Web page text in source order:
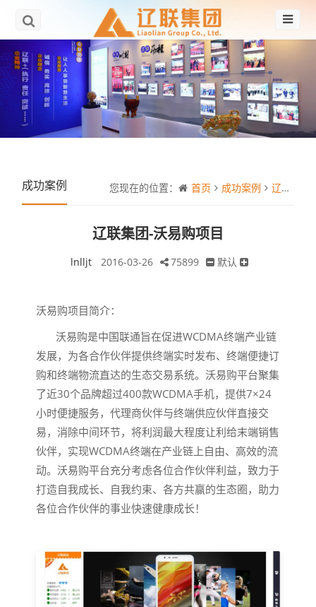
您现在的位置： 首页 成功案例 辽联集团-沃易购项目
成功案例
辽联集团-沃易购项目
lnlljt 2016-03-26 75899 默认
沃易购项目简介：
沃易购是中国联通旨在促进WCDMA终端产业链
发展，为各合作伙伴提供终端实时发布、终端便捷订
购和终端物流直达的生态交易系统。沃易购平台聚集
了近30个品牌超过400款WCDMA手机，提供7×24
小时便捷服务，代理商伙伴与终端供应伙伴直接交
易，消除中间环节，将利润最大程度让利给末端销售
伙伴，实现WCDMA终端在产业链上自由、高效的流
动。沃易购平台充分考虑各位合作伙伴利益，致力于
打造自我成长、自我约束、各方共赢的生态圈，助力
各位合作伙伴的事业快速健康成长！